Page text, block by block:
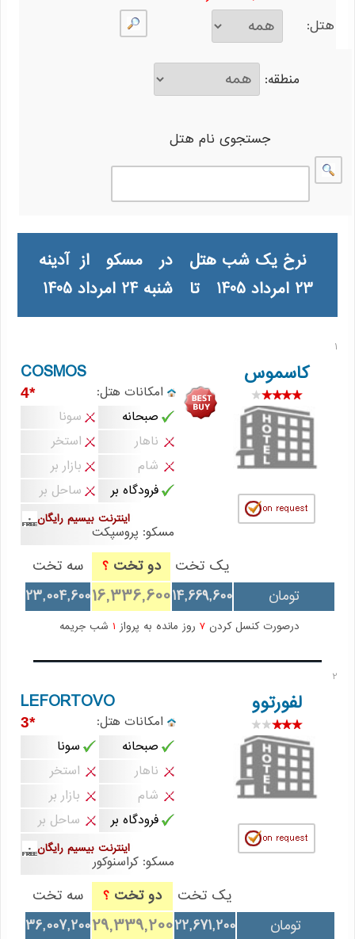
هتل:
منطقه:
جستجوی نام هتل
نرخ یک شب هتل در مسکو از آدینه
23 امرداد 1405 تا شنبه 24 امرداد 1405
1
کاسموس COSMOS
امکانات هتل: *4
صبحانه
سونا
ناهار
استخر
شام
بازار بر
فرودگاه بر
ساحل بر
اینترنت بیسیم رایگان
مسکو: پروسپکت
یک تخت دو تخت؟
سه تخت
تومان
14,669,600
16,336,600
23,004,600
درصورت کنسل کردن 7 روز مانده به پرواز شب جریمه
2
لفورتوو LEFORTOVO
امکانات هتل: *3
صبحانه
سونا
ناهار
استخر
شام
بازار بر
فرودگاه بر
ساحل بر
اینترنت بیسیم رایگان
مسکو: کراسنوکور
یک تخت دو تخت ؟
سه تخت
تومان
22,671,200
29,339,200
36,007,200